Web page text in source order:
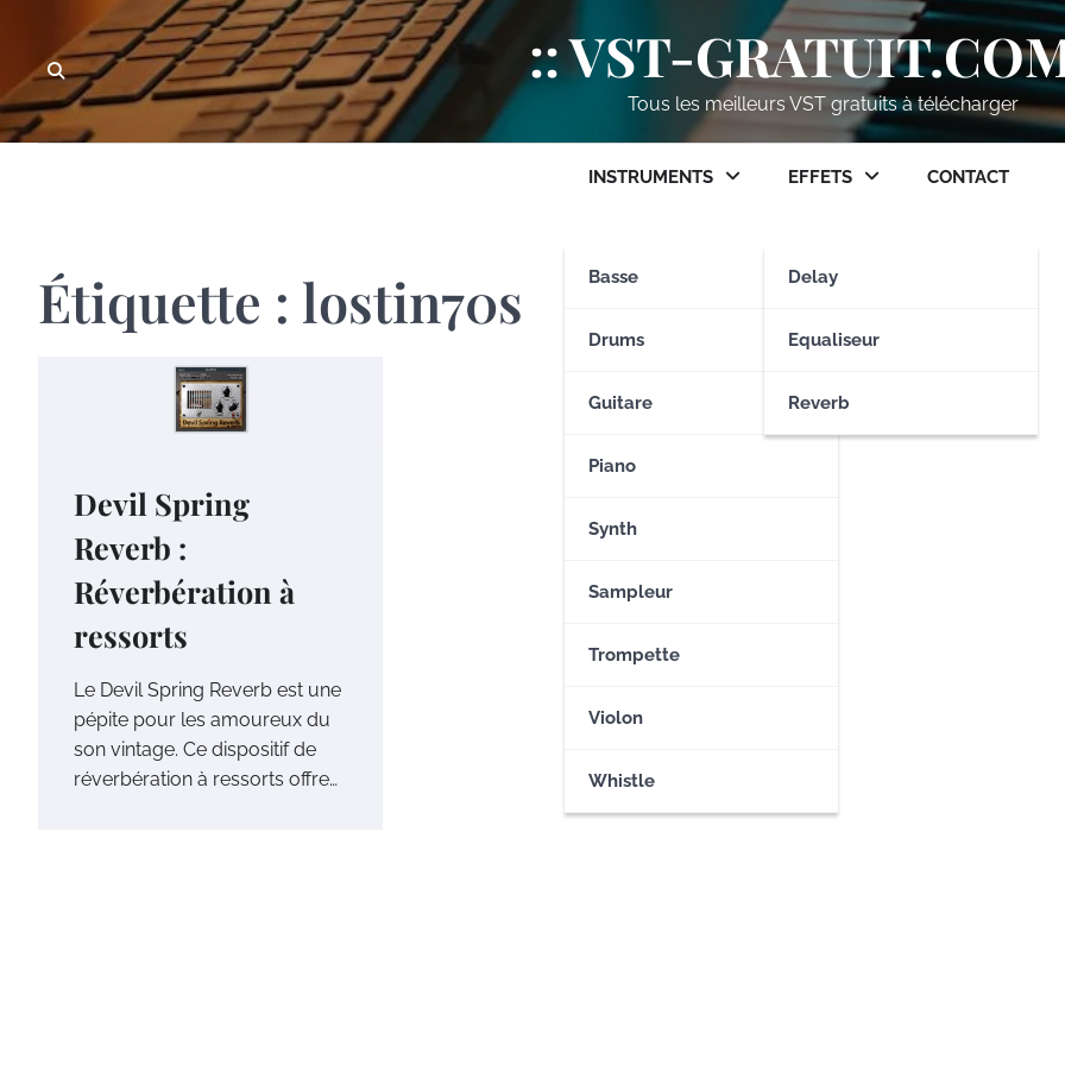
content
:: VST-
Tous les meilleurs VST gratuits à télécharger
INSTRUMENTS
Basse
Drums
Guitare
Piano
Synth
Sampleur
Trompette
Violon
Whistle
EFFETS
Delay
Equaliseur
Reverb
CONTACT
Étiquette : lostin70s
Devil Spring
Reverb :
Réverbération à
ressorts
Le Devil Spring Reverb est une
pépite pour les amoureux du
son vintage. Ce dispositif de
réverbération à ressorts offre…